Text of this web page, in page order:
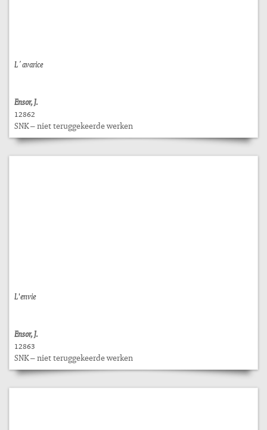
L´avarice
Ensor, J.
12862
SNK – niet teruggekeerde werken
L'envie
Ensor, J.
12863
SNK – niet teruggekeerde werken